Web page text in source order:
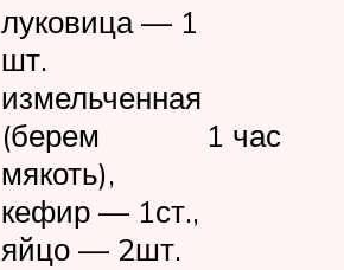
луковица — 1
шт.
измельченная
(берем
мякоть),
кефир — 1ст.,
яйцо — 2шт.
1 час